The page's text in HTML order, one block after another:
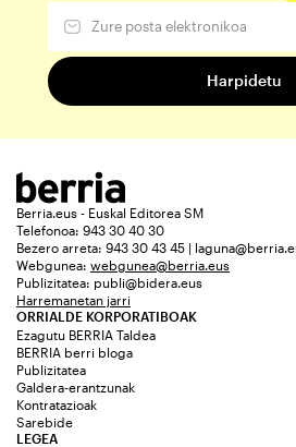
Berria.eus - Euskal Editorea SM
Telefonoa: 943 30 40 30
Bezero arreta: 943 30 43 45 |
Webgunea: webgunea@berria.eus
Publizitatea: publi@bidera.eus
Harremanetan jarri
ORRIALDE KORPORATIBOAK
Ezagutu BERRIA Taldea
BERRIA berri bloga
Publizitatea
Galdera-erantzunak
Kontratazioak
Sarebide
LEGEA